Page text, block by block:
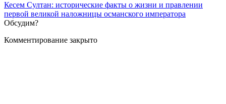
Кесем Султан: исторические факты о жизни и правлении
первой великой наложницы османского императора
Обсудим?
Комментирование закрыто